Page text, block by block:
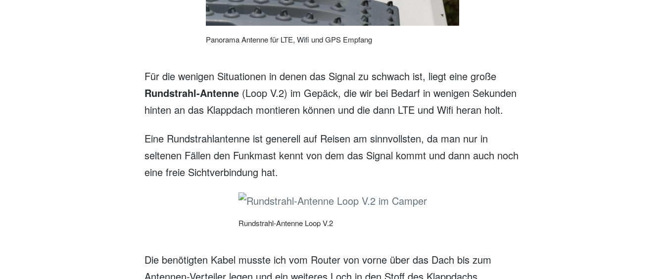
Panorama Antenne für LTE, Wifi und GPS Empfang
Für die wenigen Situationen in denen das Signal zu schwach ist, liegt eine große
Rundstrahl-Antenne (Loop V.2) im Gepäck, die wir bei Bedarf in wenigen Sekunden
hinten an das Klappdach montieren können und die dann LTE und Wifi heran holt.
Eine Rundstrahlantenne ist generell auf Reisen am sinnvollsten, da man nur in
seltenen Fällen den Funkmast kennt von dem das Signal kommt und dann auch noch
eine freie Sichtverbindung hat.
Rundstrahl-Antenne Loop V.2
Die benötigten Kabel musste ich vom Router von vorne über das Dach bis zum